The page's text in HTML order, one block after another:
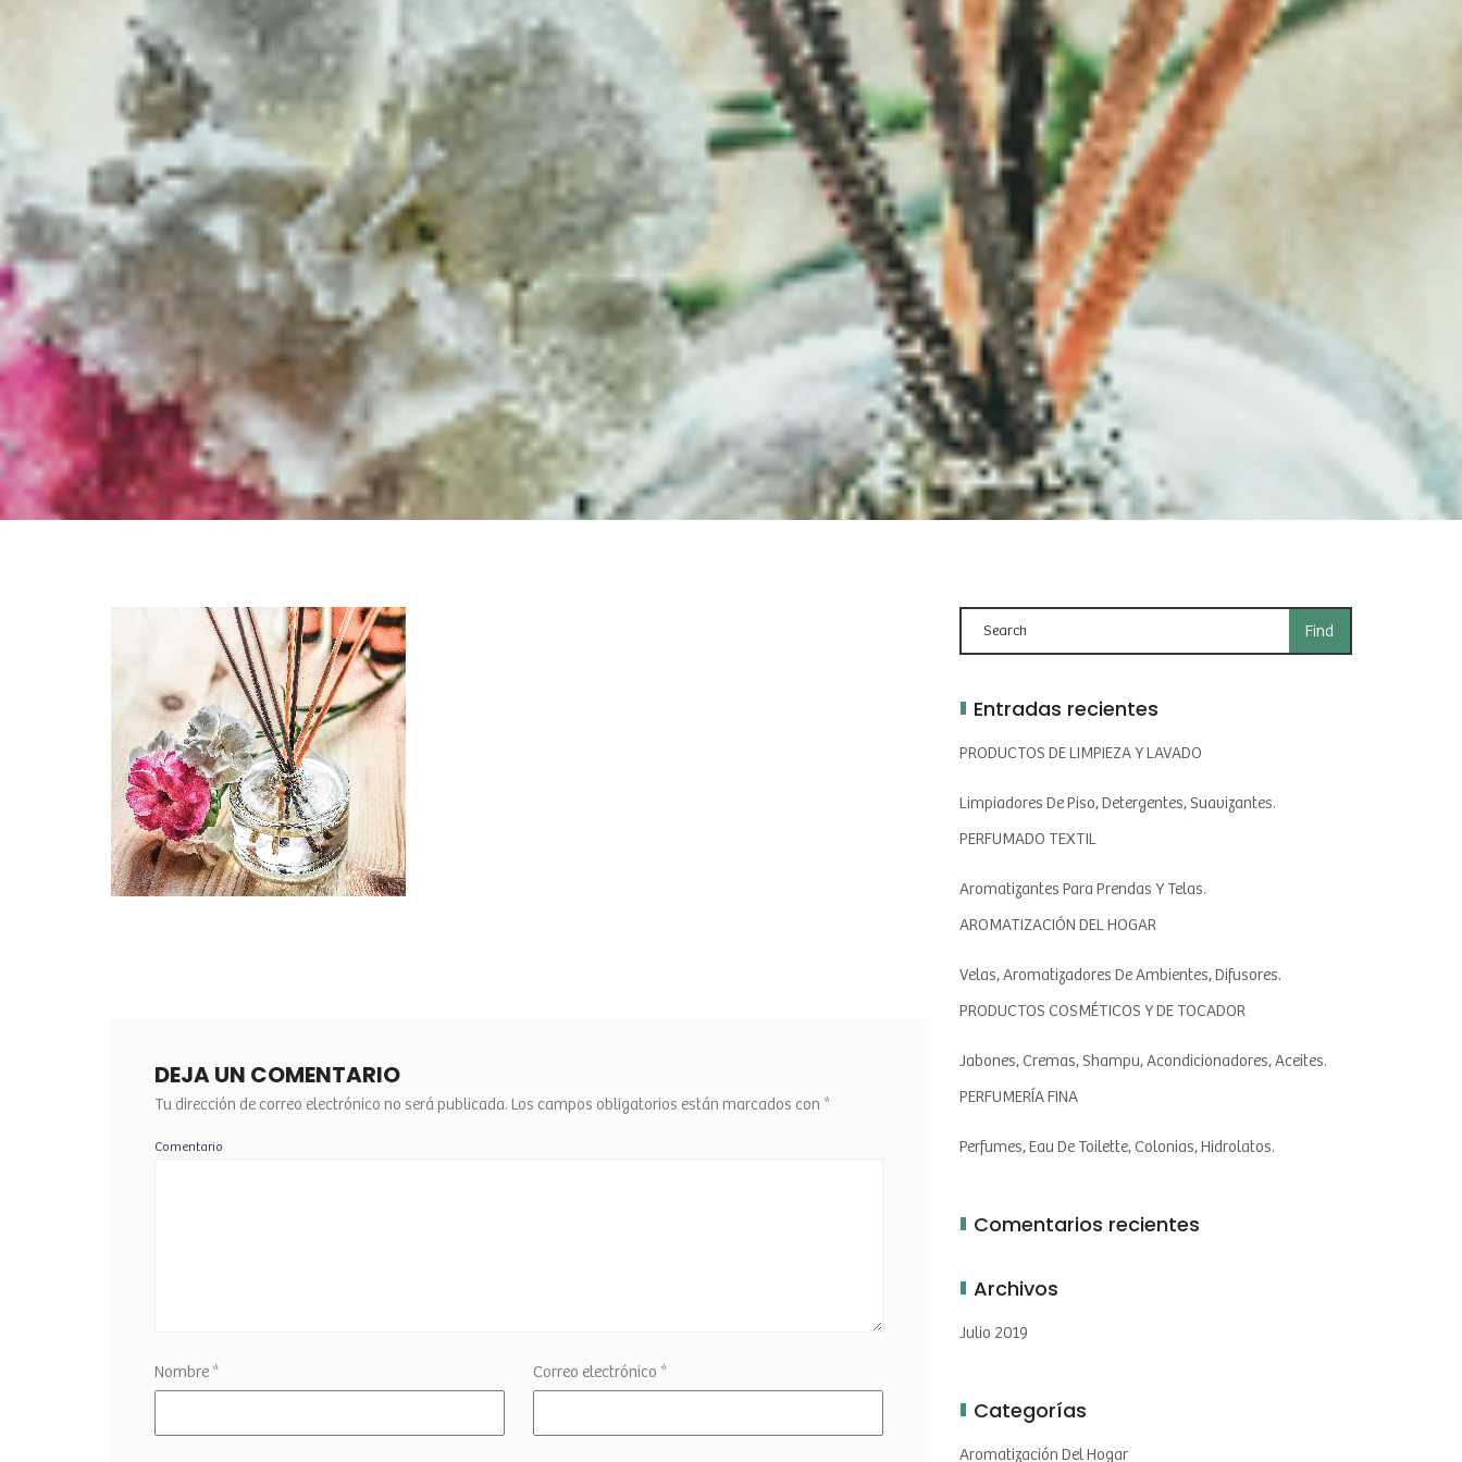
DEJA UN COMENTARIO
Tu dirección de correo electrónico no será publicada. Los campos obligatorios están marcados con *
Comentario
Nombre* Correo electrónico*
Entradas recientes
PRODUCTOS DE LIMPIEZA Y LAVADO
Limpiadores De Piso, Detergentes, Suavizantes.
PERFUMADO TEXTIL
Aromatizantes Para Prendas Y Telas.
AROMATIZACIÓN DEL HOGAR
Velas, Aromatizadores De Ambientes, Difusores.
PRODUCTOS COSMÉTICOS Y DE TOCADOR
Jabones, Cremas, Shampu, Acondicionadores, Aceites.
PERFUMERÍA FINA
Perfumes, Eau De Toilette, Colonias, Hidrolatos.
Comentarios recientes
Archivos
Julio 2019
Categorías
Aromatización Del Hogar